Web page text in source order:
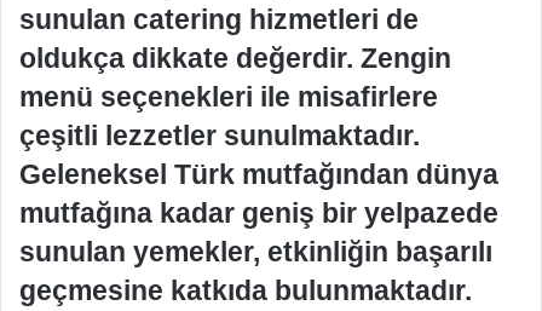
sunulan catering hizmetleri de
oldukça dikkate değerdir. Zengin
menü seçenekleri ile misafirlere
çeşitli lezzetler sunulmaktadır.
Geleneksel Türk mutfağından dünya
mutfağına kadar geniş bir yelpazede
sunulan yemekler, etkinliğin başarılı
geçmesine katkıda bulunmaktadır.